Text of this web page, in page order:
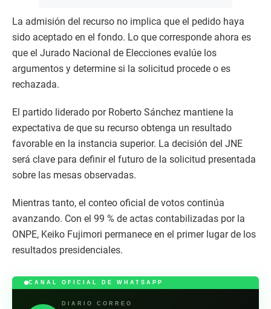
La admisión del recurso no implica que el pedido haya
sido aceptado en el fondo. Lo que corresponde ahora es
que el Jurado Nacional de Elecciones evalúe los
argumentos y determine si la solicitud procede o es
rechazada.
El partido liderado por Roberto Sánchez mantiene la
expectativa de que su recurso obtenga un resultado
favorable en la instancia superior. La decisión del JNE
será clave para definir el futuro de la solicitud presentada
sobre las mesas observadas.
Mientras tanto, el conteo oficial de votos continúa
avanzando. Con el 99 % de actas contabilizadas por la
ONPE, Keiko Fujimori permanece en el primer lugar de los
resultados presidenciales.
CANAL OFICIAL DE WHATSAPP
DIARIO CORREO